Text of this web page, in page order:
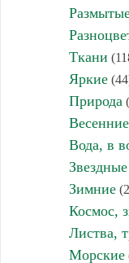
Ткани
Яркие
Природа
Весенние
Вода, в
Звездные
Зимние
Космос,
Листва,
Морские